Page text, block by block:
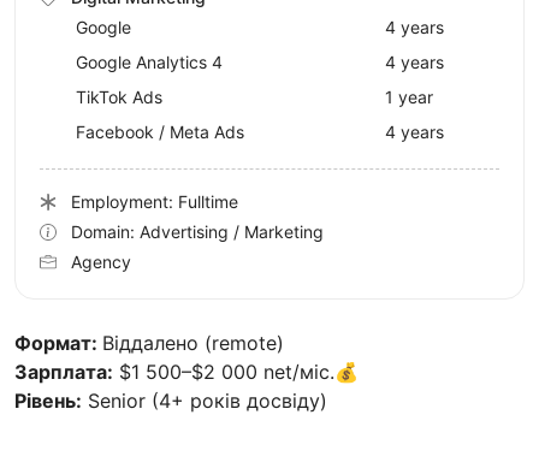
Формат: Віддалено (remote)
Зарплата: $1 500–$2 000 net/міс.💰
Рівень: Senior (4+ років досвіду)
Google
4 years
Google Analytics 4
4 years
TikTok Ads
1 year
Facebook / Meta Ads
4 years
Employment: Fulltime
Domain: Advertising / Marketing
Agency